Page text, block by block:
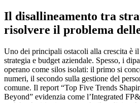
Il disallineamento tra
risolvere il problema
Uno dei principali ostacoli alla crescita è
strategia e budget aziendale. Spesso, i
operano come silos isolati: il primo si
numeri, il secondo sulla gestione del
comune. Il report “Top Five Trends
Beyond” evidenzia come l’Integrated